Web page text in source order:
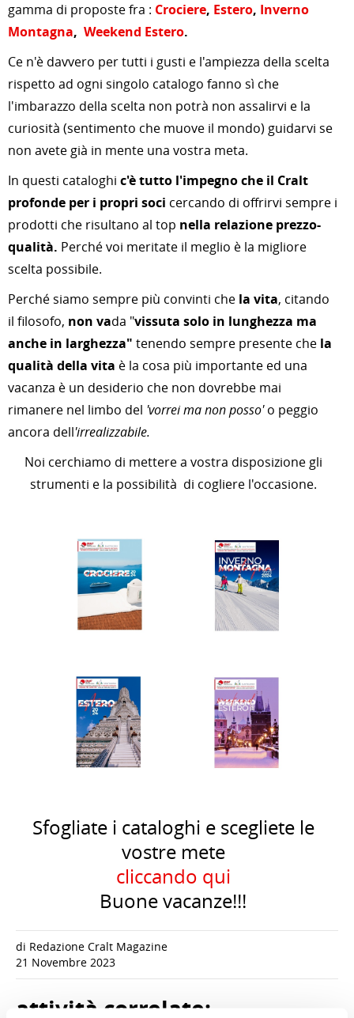
gamma di proposte fra : Crociere, Estero, Inverno
Montagna, Weekend Estero.
Ce n'è davvero per tutti i gusti e l'ampiezza della scelta
rispetto ad ogni singolo catalogo fanno sì che
l'imbarazzo della scelta non potrà non assalirvi e la
curiosità (sentimento che muove il mondo) guidarvi se
non avete già in mente una vostra meta.
In questi cataloghi c'è tutto l'impegno che il Cralt
profonde per i propri soci cercando di offrirvi sempre i
prodotti che risultano al top nella relazione prezzo-
qualità. Perché voi meritate il meglio è la migliore
scelta possibile.
Perché siamo sempre più convinti che la vita, citando
il filosofo, non vada "vissuta solo in lunghezza ma
anche in larghezza" tenendo sempre presente che la
qualità della vita è la cosa più importante ed una
vacanza è un desiderio che non dovrebbe mai
rimanere nel limbo del 'vorrei ma non posso'o peggio
ancora dell'irrealizzabile.
Noi cerchiamo di mettere a vostra disposizione gli
strumenti e la possibilità di cogliere l'occasione.
Sfogliate i cataloghi e scegliete le
vostre mete
cliccando qui
Buone vacanze!!!
di Redazione Cralt Magazine
21 Novembre 2023
attività correlate: